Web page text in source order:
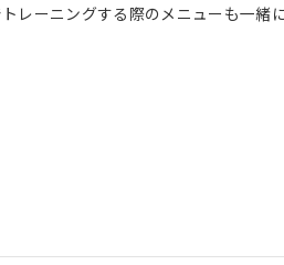
レーニングする際のメニューも一緒